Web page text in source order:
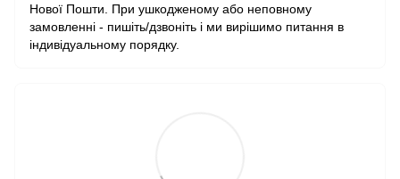
Нової Пошти. При ушкодженому або неповному
замовленні - пишіть/дзвоніть і ми вирішимо питання в
індивідуальному порядку.